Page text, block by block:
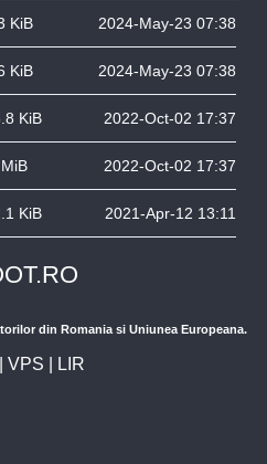
KiB 2024-May-23 07:38
KiB 2024-May-23 07:38
KiB 2022-Oct-02 17:37
2022-Oct-02 17:37
KiB 2021-Apr-12 13:11
din Romania si Uniunea Europeana.
VPS LIR